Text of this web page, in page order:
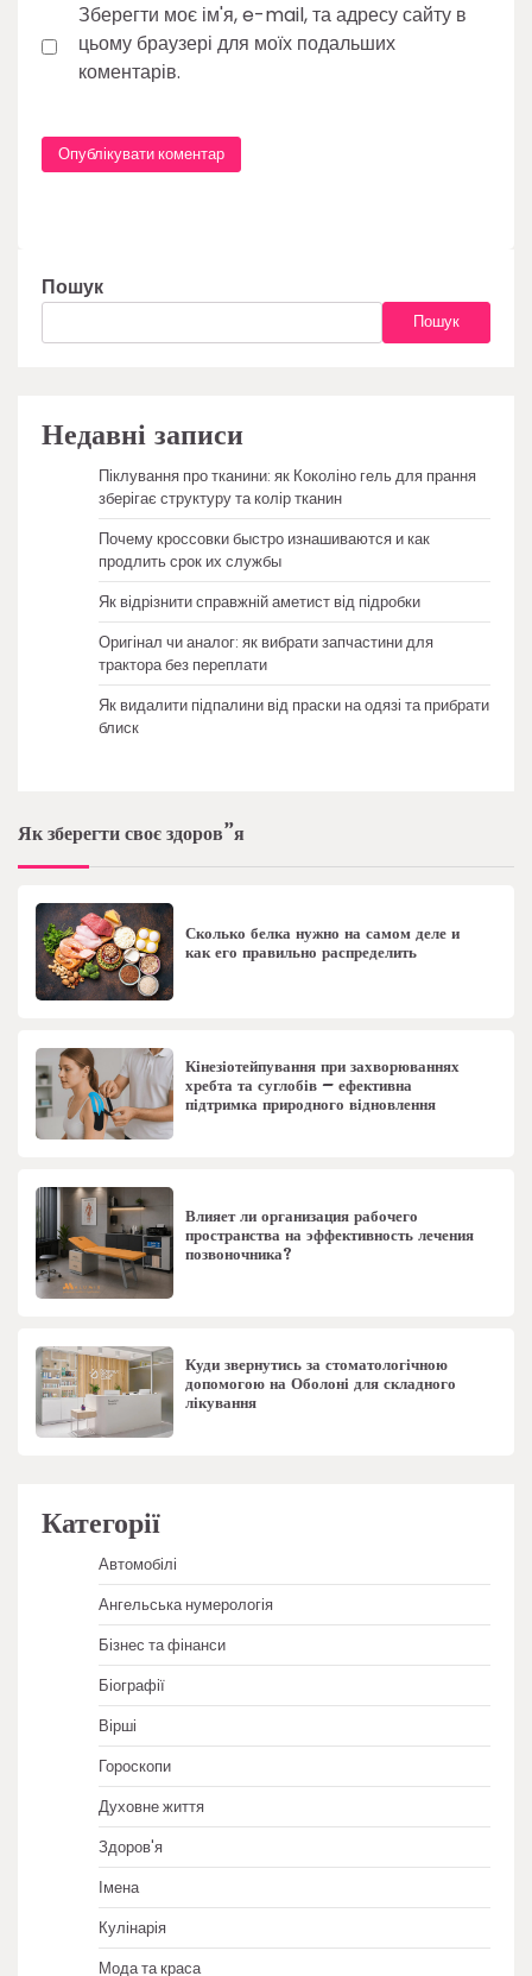
Зберегти моє ім'я, e-mail, та адресу сайту в
цьому браузері для моїх подальших
коментарів.
Пошук
Пошук
Недавні записи
Піклування про тканини: як Коколіно гель для прання
зберігає структуру та колір тканин
Почему кроссовки быстро изнашиваются и как
продлить срок их службы
Як відрізнити справжній аметист від підробки
Оригінал чи аналог: як вибрати запчастини для
трактора без переплати
Як видалити підпалини від праски на одязі та прибрати
блиск
Як зберегти своє здоров”я
Сколько белка нужно на самом деле и
как его правильно распределить
Кінезіотейпування при захворюваннях
хребта та суглобів – ефективна
підтримка природного відновлення
Влияет ли организация рабочего
пространства на эффективность лечения
позвоночника?
Куди звернутись за стоматологічною
допомогою на Оболоні для складного
лікування
Категорії
Автомобілі
Ангельська нумерологія
Бізнес та фінанси
Біографії
Вірші
Гороскопи
Духовне життя
Здоров'я
Імена
Кулінарія
Мода та краса